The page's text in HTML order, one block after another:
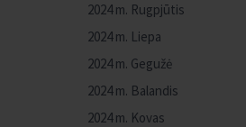
2024 m. Rugpjūtis
2024 m. Liepa
2024 m. Gegužė
2024 m. Balandis
2024 m. Kovas